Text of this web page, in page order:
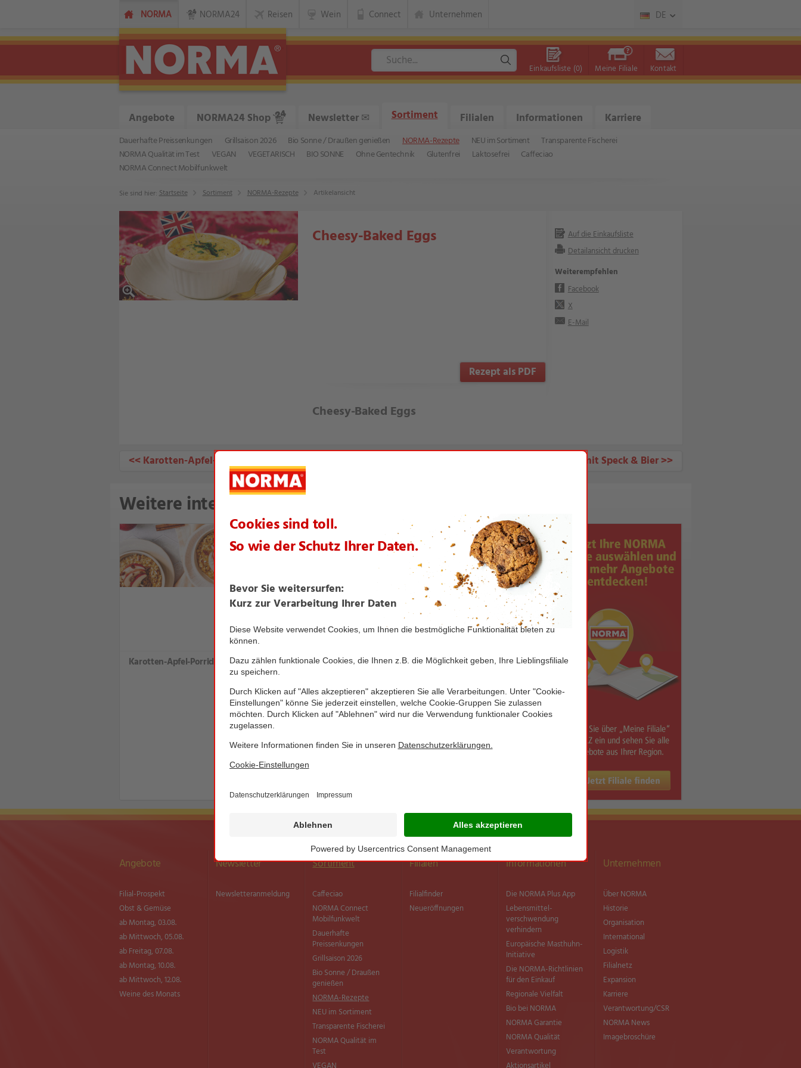
NORMA NORMA24 Reisen Wein Connect Unternehmen DE
Einkaufsliste (0) Meine Filiale Kontakt
Angebote NORMA24 Shop Newsletter✉ Sortiment
Dauerhafte Preissenkungen Grillsaison 2026 Bio Sonne / Draußen genießen NORMA-Rezepte NEU im Sortiment
Transparente Fischerei
NORMA Qualität im Test
VEGAN VEGETARISCH BIO SONNE Ohne Gentechnik Glutenfrei Laktosefrei
Caffeciao
NORMA Connect Mobilfunkwelt
Filialen Informationen Karriere
Sie sind hier: Startseite Sortiment NORMA-Rezepte Artikelansicht
Cheesy-Baked Eggs
Rezept als PDF
Cheesy-Baked Eggs
Auf die Einkaufsliste
Detailansicht drucken
Weiterempfehlen
Facebook
X
E-Mail
<< Karotten-Apfel-Porridge Deftige Teigrosen mit Speck & Bier >>
Weitere interessante Artikel aus dieser Themenwelt
Karotten-Apfel-Porridge Deftige Teigrosen mit
Speck & Bier
Lemon-Curd
Angebote
Filial-Prospekt
Obst & Gemüse
ab Montag, 03.08.
ab Mittwoch, 05.08.
ab Freitag, 07.08.
ab Montag, 10.08.
ab Mittwoch, 12.08.
Weine des Monats
Newsletter
Newsletter­anmeldung
Sortiment
Caffeciao
NORMA Connect
Mobilfunkwelt
Dauerhafte
Preissenkungen
Grillsaison 2026
Bio Sonne / Draußen
genießen
NORMA-Rezepte
NEU im Sortiment
Transparente Fischerei
NORMA Qualität im
Test
Filialen
Filialfinder
Neueröffnungen
Informationen
Die NORMA Plus App
Lebensmittel­
verschwendung
verhindern
Europäische Masthuhn-
Initiative
Die NORMA-Richtlinien
für den Einkauf
Regionale Vielfalt
Bio bei NORMA
NORMA Garantie
NORMA Qualität
Verantwortung
Unternehmen
Über NORMA
Historie
Organisation
International
Logistik
Filialnetz
Expansion
Karriere
Verantwortung/CSR
NORMA News
Imagebroschüre